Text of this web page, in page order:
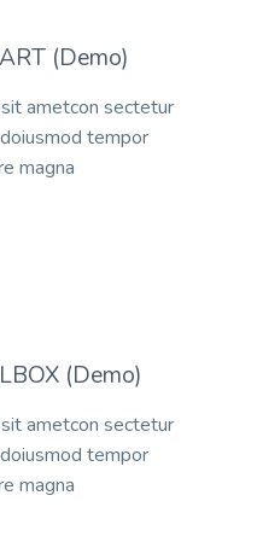
(Demo)
ametcon sectetur
tempor
magna
(Demo)
ametcon sectetur
tempor
magna